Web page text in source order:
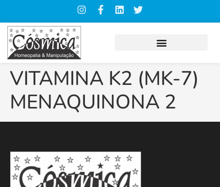
VITAMINA K2 (MK-7)
MENAQUINONA 2